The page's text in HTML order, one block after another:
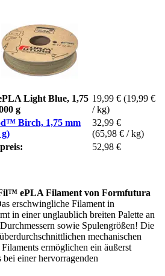
Light Blue, 1,75
g
19,99 € (19,99 €
/ kg)
Birch, 1,75 mm
g)
32,99 €
(65,98 € / kg)
52,98 €
ePLA Filament von Formfutura
erschwingliche Filament in
in einer unglaublich breiten Palette an
sowie Spulengrößen! Die
mechanischen
ermöglichen ein äußerst
einer hervorragenden